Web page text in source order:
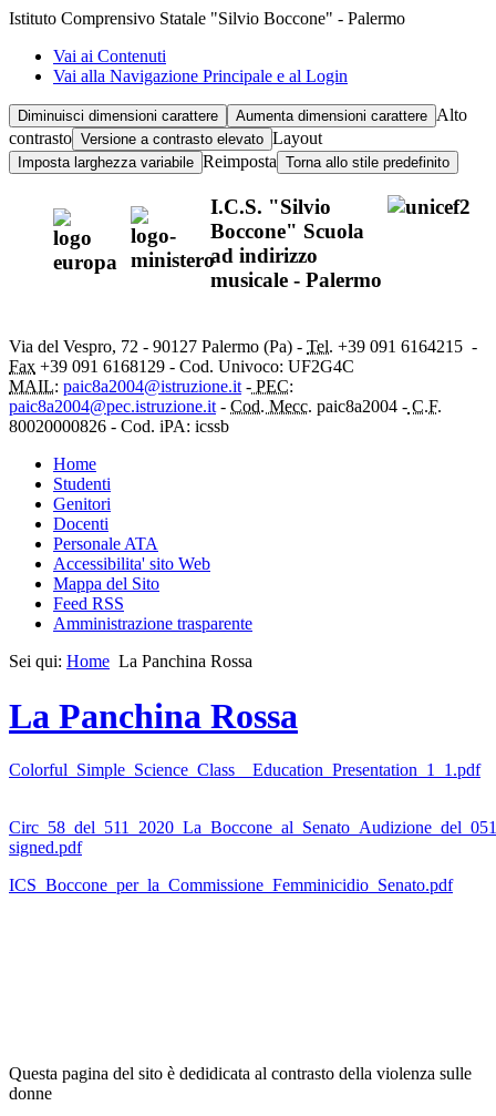
Istituto Comprensivo Statale "Silvio Boccone" - Palermo
Vai ai Contenuti
Vai alla Navigazione Principale e al Login
Diminuisci dimensioni carattere Aumenta dimensioni carattere Alto
contrasto Versione a contrasto elevato Layout
Imposta larghezza variabile Reimposta Torna allo stile predefinito
I.C.S. "Silvio
Boccone" Scuola
ad indirizzo
musicale - Palermo
Via del Vespro, 72 - 90127 Palermo (Pa) - Tel. +39 091 6164215 -
Fax +39 091 6168129 - Cod. Univoco: UF2G4C
MAIL: paic8a2004@istruzione.it- PEC:
paic8a2004@pec.istruzione.it- Cod. Mecc. paic8a2004 - C.F.
80020000826 - Cod. iPA: icssb
Home
Studenti
Genitori
Docenti
Personale ATA
Accessibilita' sito Web
Mappa del Sito
Feed RSS
Amministrazione trasparente
Sei qui: Home La Panchina Rossa
La Panchina Rossa
Colorful_Simple_Science_Class__Education_Presentation_1_1.pdf
signed.pdf
ICS_Boccone_per_la_Commissione_Femminicidio_Senato.pdf
Questa pagina del sito è dedidicata al contrasto della violenza sulle
donne